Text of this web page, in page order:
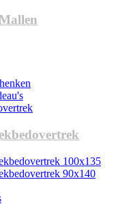
100x135
90x140